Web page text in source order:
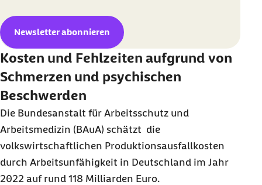
Newsletterabonnieren
Kosten und Fehlzeiten aufgrund von
Schmerzen und psychischen
Beschwerden
Die Bundesanstalt für Arbeitsschutz und
Arbeitsmedizin (BAuA) schätzt die
volkswirtschaftlichen Produktionsausfallkosten
durch Arbeitsunfähigkeit in Deutschland im Jahr
2022 auf rund 118 Milliarden Euro.